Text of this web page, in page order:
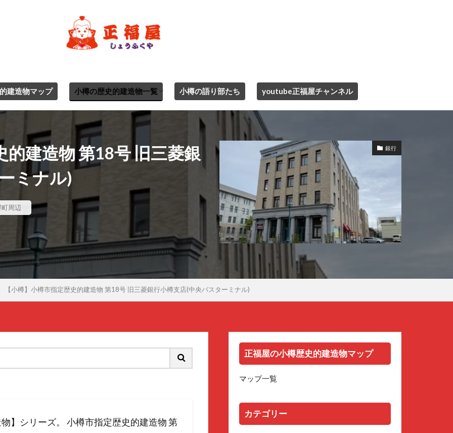
建造物マップ 小樽の歴史的建造物一覧
ジャンル別一覧
エリア別
小樽の語り部たち youtube正福屋チャンネル
建造物 第18号 旧三菱銀
ミナル)
周辺
銀行
【小樽】小樽市指定歴史的建造物 第18号 旧三菱銀行小樽支店(中央バスターミナル)
】シリーズ。 小樽市指定歴史的建造物 第
正福屋の小樽歴史的建造物マップ
マップ一覧
カテゴリー